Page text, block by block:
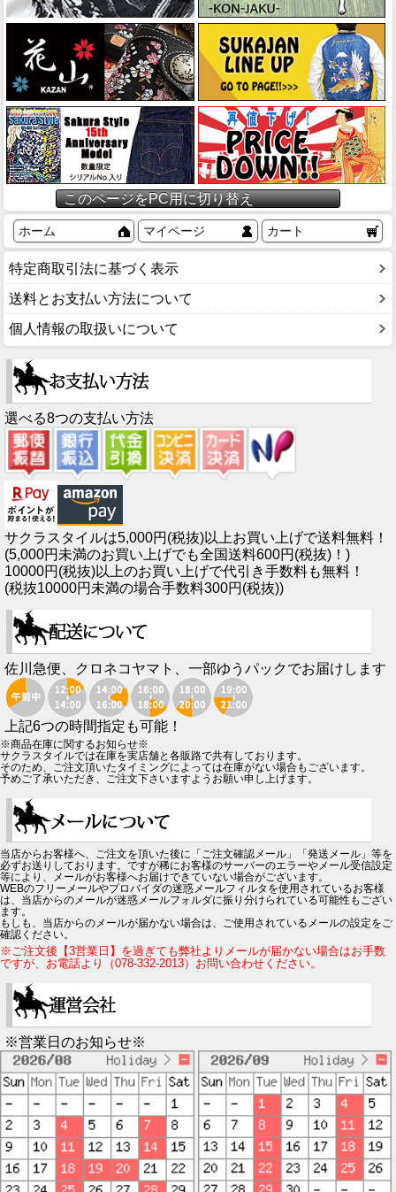
このページをPC用に切り替え
ホーム マイページ カート
特定商取引法に基づく表示
送料とお支払い方法について
個人情報の取扱いについて
選べる8つの支払い方法
サクラスタイルは5,000円(税抜)以上お買い上げで送料無料！
(5,000円未満のお買い上げでも全国送料600円(税抜)！)
10000円(税抜)以上のお買い上げで代引き手数料も無料！
(税抜10000円未満の場合手数料300円(税抜))
佐川急便、クロネコヤマト、一部ゆうパックでお届けします
上記6つの時間指定も可能！
※商品在庫に関するお知らせ※
サクラスタイルでは在庫を実店舗と各販路で共有しております。
そのため、ご注文頂いたタイミングによっては在庫がない場合もございます。
予めご了承いただき、ご注文下さいますようお願い申し上げます。
当店からお客様へ、ご注文を頂いた後に「ご注文確認メール」「発送メール」等を
必ずお送りしております。ですが稀にお客様のサーバーのエラーやメール受信設定
等により、メールがお客様へお届けできていない場合がございます。
WEBのフリーメールやプロバイダの迷惑メールフィルタを使用されているお客様
は、当店からのメールが迷惑メールフォルダに振り分けられている可能性もござい
ます。
もしも、当店からのメールが届かない場合は、ご使用されているメールの設定をご
確認ください。
※ご注文後【3営業日】を過ぎても弊社よりメールが届かない場合はお手数
ですが、お電話より（078-332-2013）お問い合わせください。
※営業日のお知らせ※